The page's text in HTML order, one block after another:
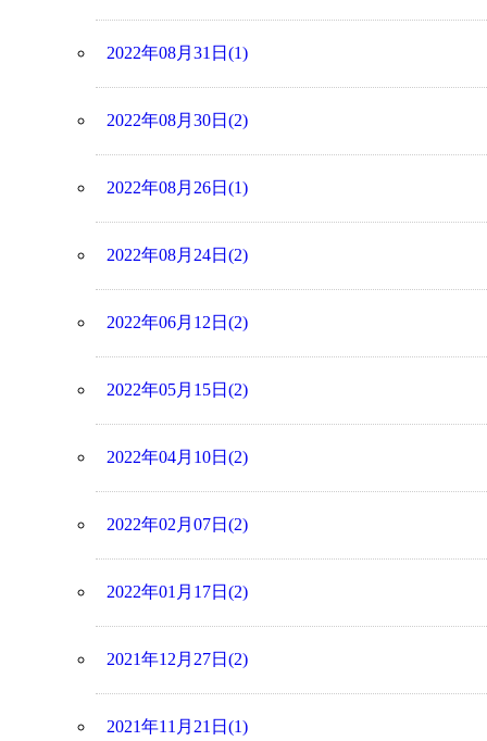
2022年08月31日(1)
2022年08月30日(2)
2022年08月26日(1)
2022年08月24日(2)
2022年06月12日(2)
2022年05月15日(2)
2022年04月10日(2)
2022年02月07日(2)
2022年01月17日(2)
2021年12月27日(2)
2021年11月21日(1)